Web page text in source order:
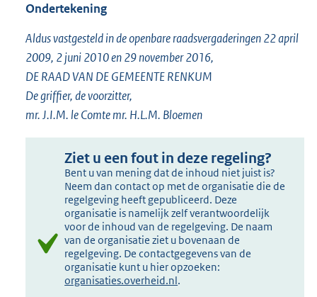
Ondertekening
Aldus vastgesteld in de openbare raadsvergaderingen 22 april
2009, 2 juni 2010 en 29 november 2016,
DE RAAD VAN DE GEMEENTE RENKUM
De griffier, de voorzitter,
mr. J.I.M. le Comte mr. H.L.M. Bloemen
Ziet u een fout in deze regeling?
Bent u van mening dat de inhoud niet juist is?
Neem dan contact op met de organisatie die de
regelgeving heeft gepubliceerd. Deze
organisatie is namelijk zelf verantwoordelijk
voor de inhoud van de regelgeving. De naam
van de organisatie ziet u bovenaan de
regelgeving. De contactgegevens van de
organisatie kunt u hier opzoeken:
organisaties.overheid.nl.